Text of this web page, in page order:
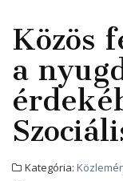
Közös
a
Kategória: